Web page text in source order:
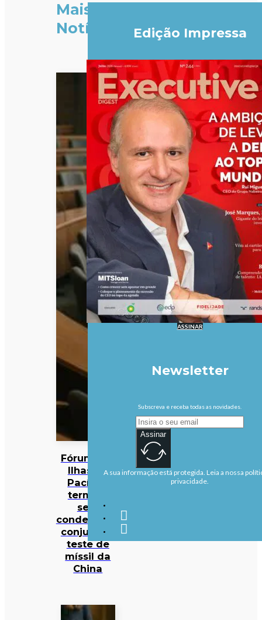
Mais
Notícias
Fórum das
Ilhas do
Pacífico
termina
sem
condenação
conjunta a
teste de
míssil da
China
Edição Impressa
ASSINAR
Newsletter
Subscreva e receba todas as novidades.
Assinar
A sua informação está protegida. Leia a nossa
privacidade.